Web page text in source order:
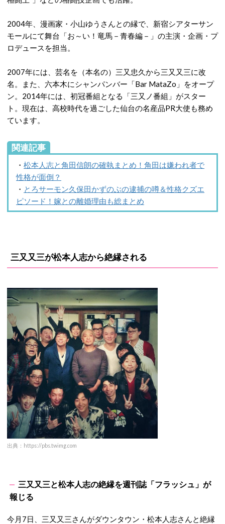
2004年、漫画家・小山ゆうさんとの縁で、新宿シアターサン
モールにて舞台「お～い！竜馬－青春編－」の主演・企画・プ
ロデュースを担当。
2007年には、芸名を（本名の）三又忠久から三又又三に改
名。また、六本木にシャンパンバー「Bar MataZo」をオープ
ン。2014年には、初冠番組となる「三又ノ番組」がスター
ト。現在は、高校時代を過ごした仙台の名産品PR大使も務め
ています。
関連記事
・ 松本人志と角田信朗の確執まとめ！角田は嫌われ者で
性格が面倒？
・ とろサーモン久保田かずのぶの逮捕の噂＆性格クズエ
ピソード！嫁との離婚理由も総まとめ
三又又三が松本人志から絶縁される
出典：https://pbs.twimg.com
三又又三と松本人志の絶縁を週刊誌「フラッシュ」が
報じる
今月7日、三又又三さんがダウンタウン・松本人志さんと絶縁